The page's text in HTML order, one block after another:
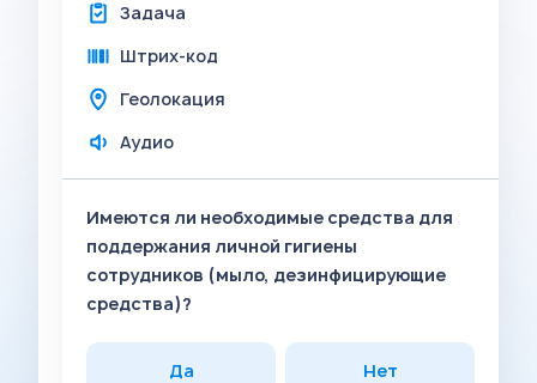
Задача
Штрих-код
Геолокация
Аудио
Имеются ли необходимые средства для
поддержания личной гигиены
сотрудников (мыло, дезинфицирующие
средства)?
Да Нет